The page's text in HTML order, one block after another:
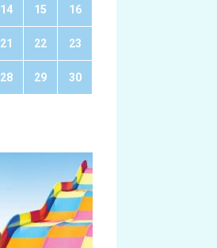
14 15 16
21 22 23
28 29 30